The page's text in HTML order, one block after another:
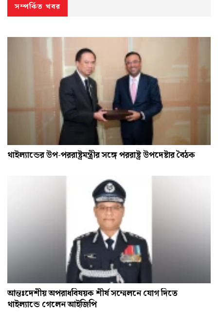
সম্পর্কিত খবর
থাইল্যান্ডের উপ-পররাষ্ট্রমন্ত্রীর সঙ্গে পররাষ্ট্র উপদেষ্টার বৈঠক
আন্তঃদেশীয় অপরাধবিষয়ক শীর্ষ সম্মেলনে যোগ দিতে
থাইল্যান্ডে গেলেন আইজিপি